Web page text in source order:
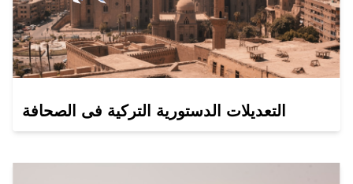
التعديلات الدستورية التركية فى الصحافة